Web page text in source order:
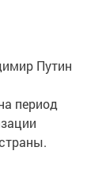
Путин
период